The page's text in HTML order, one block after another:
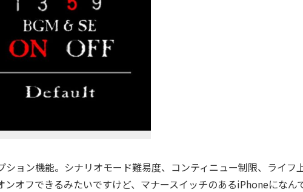
ョン機能。シナリオモード難易度、コンティニュー制限、ライフ
ンオフできるみたいですけど、マナースイッチのあるiPhoneになん